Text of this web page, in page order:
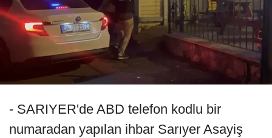
- SARIYER'de ABD telefon kodlu bir
numaradan yapılan ihbar Sarıyer Asayiş